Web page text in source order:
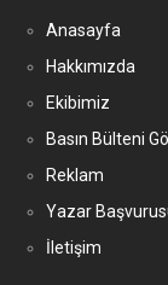
Anasayfa
Hakkımızda
Ekibimiz
Basın Bülteni
Reklam
Yazar
İletişim